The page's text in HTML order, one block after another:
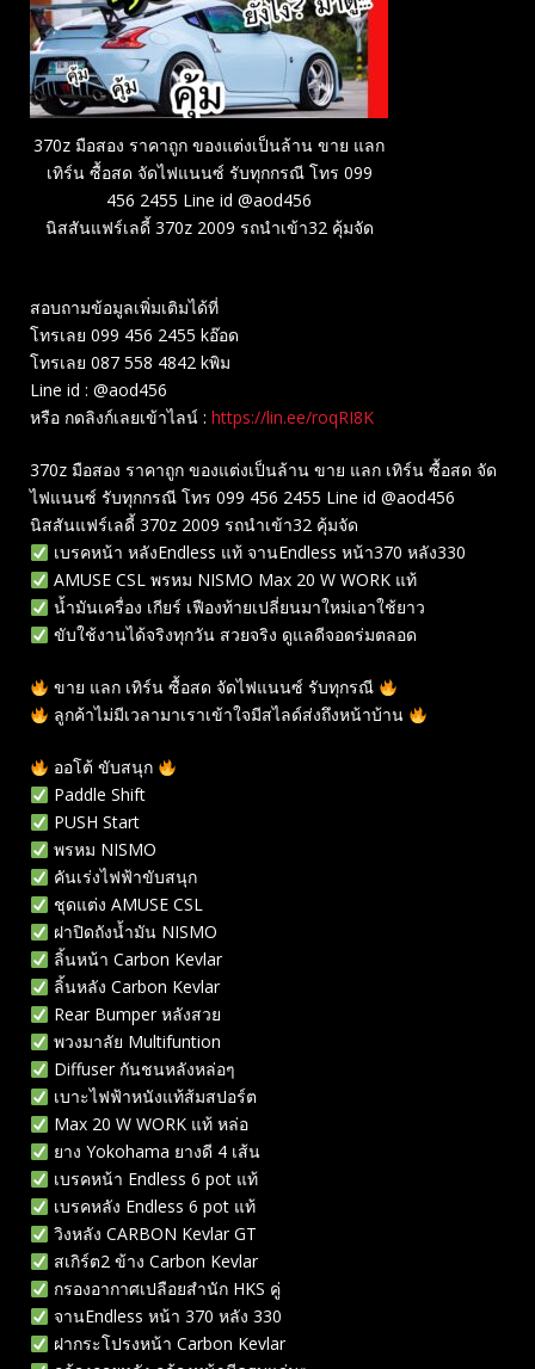
370z มือสอง ราคาถูก ของแต่งเป็นล้าน ขาย แลก
เทิร์น ซื้อสด จัดไฟแนนซ์ รับทุกกรณี โทร 099
456 2455 Line id @aod456
นิสสันแฟร์เลดี้ 370z 2009 รถนำเข้า32 คุ้มจัด
สอบถามข้อมูลเพิ่มเติมได้ที่
โทรเลย 099 456 2455 kอ๊อด
โทรเลย 087 558 4842 kพิม
Line id : @aod456
หรือ กดลิงก์เลยเข้าไลน์ : https://lin.ee/roqRI8K
370z มือสอง ราคาถูก ของแต่งเป็นล้าน ขาย แลก เทิร์น ซื้อสด จัด
ไฟแนนซ์ รับทุกกรณี โทร 099 456 2455 Line id @aod456
นิสสันแฟร์เลดี้ 370z 2009 รถนำเข้า32 คุ้มจัด
เบรคหน้า หลังEndless แท้ จานEndless หน้า370 หลัง330
AMUSE CSL พรหม NISMO Max 20 W WORK แท้
น้ำมันเครื่อง เกียร์ เฟืองท้ายเปลี่ยนมาใหม่เอาใช้ยาว
ขับใช้งานได้จริงทุกวัน สวยจริง ดูแลดีจอดร่มตลอด
ขาย แลก เทิร์น ซื้อสด จัดไฟแนนซ์ รับทุกรณี
ลูกค้าไม่มีเวลามาเราเข้าใจมีสไลด์ส่งถึงหน้าบ้าน
ออโต้ ขับสนุก
Paddle Shift
PUSH Start
พรหม NISMO
คันเร่งไฟฟ้าขับสนุก
ชุดแต่ง AMUSE CSL
ฝาปิดถังน้ำมัน NISMO
ลิ้นหน้า Carbon Kevlar
ลิ้นหลัง Carbon Kevlar
Rear Bumper หลังสวย
พวงมาลัย Multifuntion
Diffuser กันชนหลังหล่อๆ
เบาะไฟฟ้าหนังแท้ส้มสปอร์ต
Max 20 W WORK แท้ หล่อ
ยาง Yokohama ยางดี 4 เส้น
เบรคหน้า Endless 6 pot แท้
เบรคหลัง Endless 6 pot แท้
วิงหลัง CARBON Kevlar GT
สเกิร์ต2 ข้าง Carbon Kevlar
กรองอากาศเปลือยสำนัก HKS คู่
จานEndless หน้า 370 หลัง 330
ฝากระโปรงหน้า Carbon Kevlar